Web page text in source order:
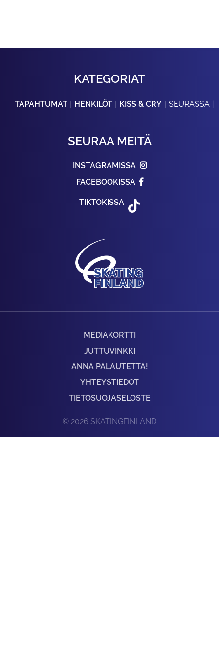
KATEGORIAT
TAPAHTUMAT HENKILÖT KISS & CRY SEURASSA
SEURAA MEITÄ
INSTAGRAMISSA
FACEBOOKISSA
TIKTOKISSA
MEDIAKORTTI
JUTTUVINKKI
ANNA PALAUTETTA!
YHTEYSTIEDOT
TIETOSUOJASELOSTE
© 2026 SKATINGFINLAND